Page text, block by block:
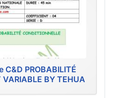
C&D PROBABILITÉ
VARIABLE BY TEHUA